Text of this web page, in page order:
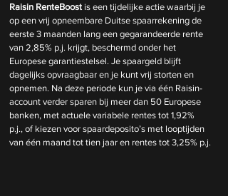
Raisin RenteBoost is een tijdelijke actie waarbij je
op een vrij opneembare Duitse spaarrekening de
eerste 3 maanden lang een gegarandeerde rente
van 2,85% p.j. krijgt, beschermd onder het
Europese garantiestelsel. Je spaargeld blijft
dagelijks opvraagbaar en je kunt vrij storten en
opnemen. Na deze periode kun je via één Raisin-
account verder sparen bij meer dan 50 Europese
banken, met actuele variabele rentes tot 1,92%
p.j., of kiezen voor spaardeposito’s met looptijden
van één maand tot tien jaar en rentes tot 3,25% p.j.